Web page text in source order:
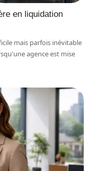
en liquidation
mais parfois inévitable
agence est mise